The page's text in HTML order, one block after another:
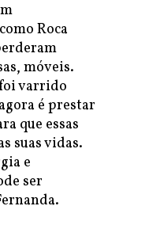
Roca
móveis.
varrido
é prestar
que essas
suas vidas.
e
ser